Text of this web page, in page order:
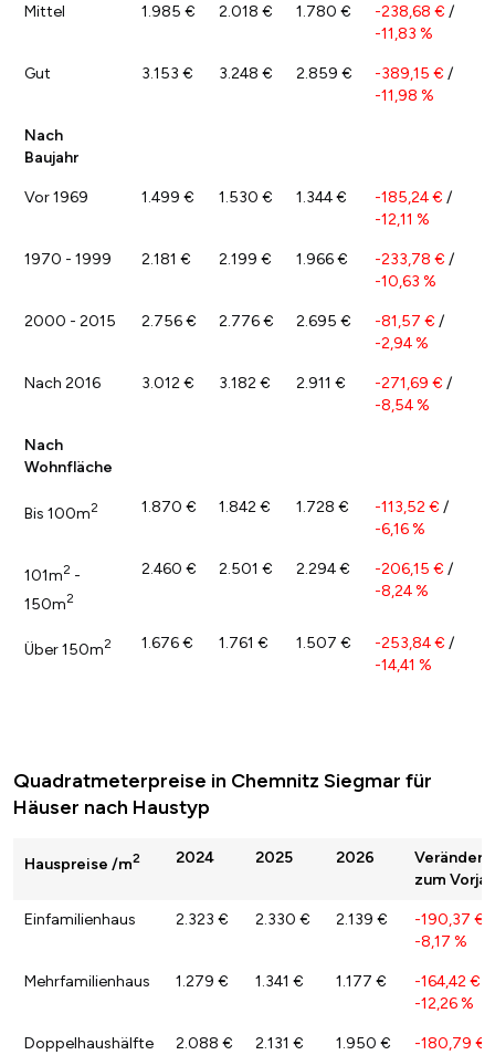
Mittel 1.985 € 2.018 € 1.780 € -238,68 € /
-11,83 %
Gut 3.153 € 3.248 € 2.859 € -389,15 € /
-11,98 %
Nach
Baujahr
Vor 1969 1.499 € 1.530 € 1.344 € -185,24 € /
-12,11 %
1970 - 1999 2.181 € 2.199 € 1.966 € -233,78 € /
-10,63 %
2000 - 2015 2.756 € 2.776 € 2.695 € -81,57 € /
-2,94 %
Nach 2016 3.012 € 3.182 € 2.911 € -271,69 € /
-8,54 %
Nach
Wohnfläche
Bis 100m2 1.870 € 1.842 € 1.728 € -113,52 € /
-6,16 %
101m2 -
150m2
2.460 € 2.501 € 2.294 € -206,15 € /
-8,24 %
Über 150m2 1.676 € 1.761 € 1.507 € -253,84 € /
-14,41 %
Quadratmeterpreise in Chemnitz Siegmar für
Häuser nach Haustyp
Hauspreise /m2 2024 2025 2026
zum
Einfamilienhaus 2.323 € 2.330 € 2.139 € -190,37 €
-8,17 %
Mehrfamilienhaus 1.279 € 1.341 € 1.177 € -164,42 €
-12,26 %
Doppelhaushälfte 2.088 € 2.131 € 1.950 € -180,79 €